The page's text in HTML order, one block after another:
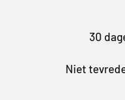
30
Niet